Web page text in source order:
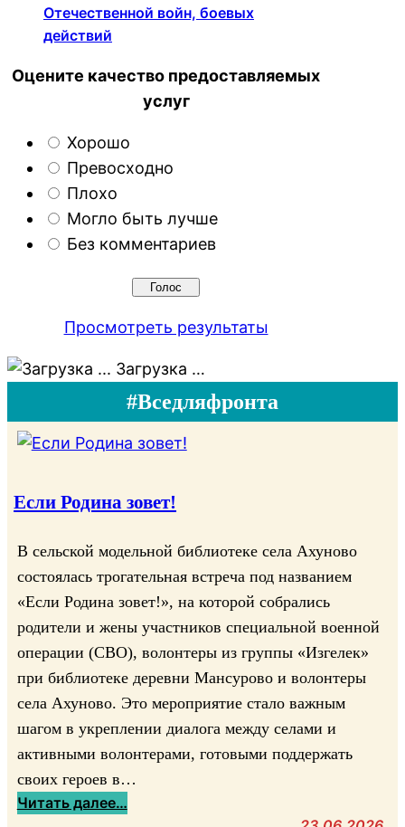
Отечественной войн, боевых
действий
Оцените качество предоставляемых
услуг
Хорошо
Превосходно
Плохо
Могло быть лучше
Без комментариев
Просмотреть результаты
Загрузка …
#Вседляфронта
Если Родина зовет!
В сельской модельной библиотеке села Ахуново
состоялась трогательная встреча под названием
«Если Родина зовет!», на которой собрались
родители и жены участников специальной военной
операции (СВО), волонтеры из группы «Изгелек»
при библиотеке деревни Мансурово и волонтеры
села Ахуново. Это мероприятие стало важным
шагом в укреплении диалога между селами и
активными волонтерами, готовыми поддержать
своих героев в…
Читать далее…: